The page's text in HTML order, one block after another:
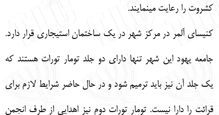
كشروت را رعايت مي‏نمايند.
كنيساي آلمر در مركز شهر در يك ساختمان استيجاري قرار دارد.
جامعه يهود اين شهر تنها داراي دو جلد تومار تورات هستند كه
يك جلد آن نيز بايد ترميم شود و در حال حاضر شرايط لازم براي
قرائت را دارا نيست. تومار تورات دوم نيز اهدايي از طرف انجمن